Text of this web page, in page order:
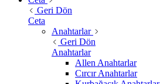
Geri Dön
Ceta
Anahtarlar
Geri Dön
Anahtarlar
Allen Anahtarlar
Cırcır Anahtarlar